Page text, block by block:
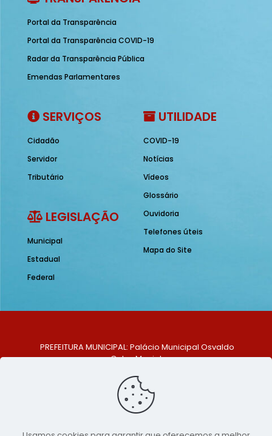
Portal da Transparência
Portal da Transparência COVID-19
Radar da Transparência Pública
Emendas Parlamentares
SERVIÇOS
Cidadão
Servidor
Tributário
LEGISLAÇÃO
Municipal
Estadual
Federal
UTILIDADE
COVID-19
Notícias
Vídeos
Glossário
Ouvidoria
Telefones úteis
Mapa do Site
PREFEITURA MUNICIPAL: Palácio Municipal Osvaldo
Celso Maciel
Centro, São Bento do Una - PE. CEP: 553370-128
TELEFONE: (81) 99548-1569
E-MAIL: ouvidoria@saobentodouna.pe.gov.br